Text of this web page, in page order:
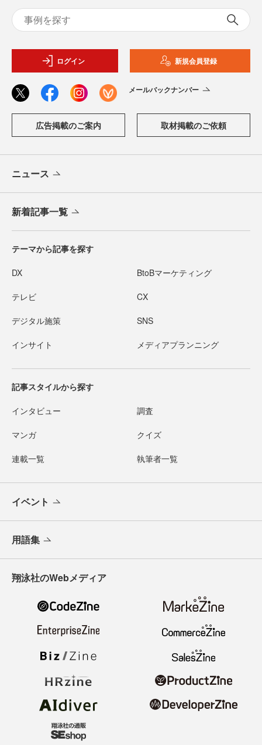
ログイン 新規会員登録
メールバックナンバー
広告掲載のご案内 取材掲載のご依頼
ニュース
新着記事一覧
テーマから記事を探す
DX BtoBマーケティング
テレビ CX
デジタル施策 SNS
インサイト メディアプランニング
記事スタイルから探す
インタビュー 調査
マンガ クイズ
連載一覧 執筆者一覧
イベント
用語集
翔泳社のWebメディア